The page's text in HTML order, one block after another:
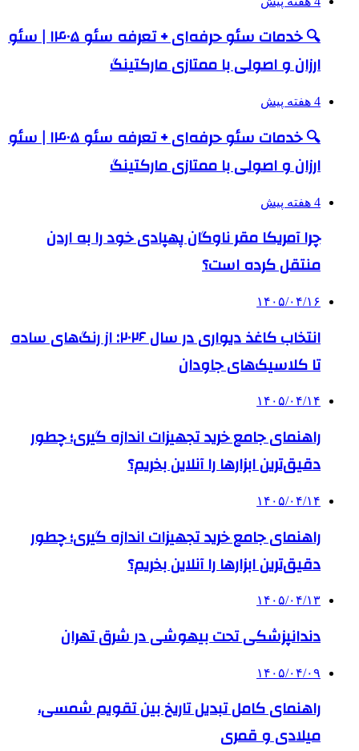
🔍 خدمات سئو حرفه‌ای + تعرفه سئو ۱۴۰۵ | سئو
ارزان و اصولی با ممتازی مارکتینگ
4 هفته پیش
🔍 خدمات سئو حرفه‌ای + تعرفه سئو ۱۴۰۵ | سئو
ارزان و اصولی با ممتازی مارکتینگ
4 هفته پیش
چرا آمریکا مقر ناوگان پهپادی خود را به اردن
منتقل کرده است؟
۱۴۰۵/۰۴/۱۶
انتخاب کاغذ دیواری در سال ۲۰۲۶: از رنگ‌های ساده
تا کلاسیک‌های جاودان
۱۴۰۵/۰۴/۱۴
راهنمای جامع خرید تجهیزات اندازه گیری؛ چطور
دقیق‌ترین ابزارها را آنلاین بخریم؟
۱۴۰۵/۰۴/۱۴
راهنمای جامع خرید تجهیزات اندازه گیری؛ چطور
دقیق‌ترین ابزارها را آنلاین بخریم؟
۱۴۰۵/۰۴/۱۳
دندانپزشکی تحت بیهوشی در شرق تهران
۱۴۰۵/۰۴/۰۹
راهنمای کامل تبدیل تاریخ بین تقویم شمسی،
میلادی و قمری